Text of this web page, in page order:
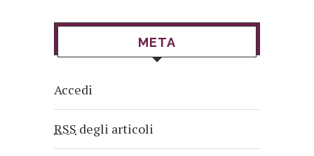
META
Accedi
RSS degli articoli